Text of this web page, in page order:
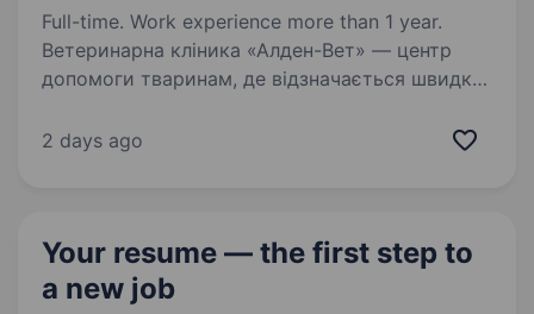
Full-time. Work experience more than 1 year.
Ветеринарна кліника «Алден-Вет» — центр
допомоги тваринам, де відзначається швидка
про Вашого улюбленця! Наша основна
2 days ago
Your resume — the first step to
a new job